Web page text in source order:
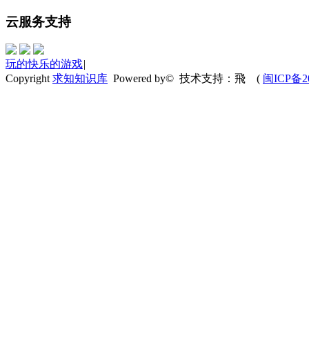
云服务支持
玩的快乐的游戏|
Copyright 求知知识库 Powered by© 技术支持：飛 ( 闽ICP备